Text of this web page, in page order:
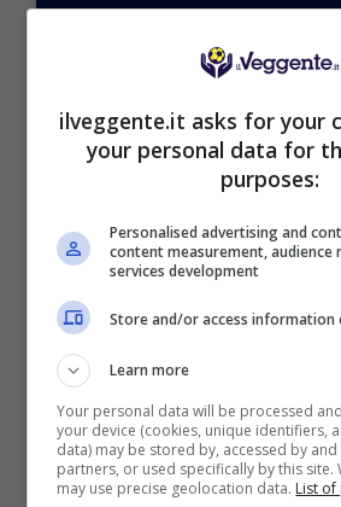
Bonus 50€ SENZA deposito
rimborso
Bonus 50€ senza deposito sport
bonus rimborso sul primo
200€
VERIFICA
BONUS BENVENUTO
Fino a 2050€ sport e
ilveggente.it asks for your
your personal data for
purposes:
Personalised advertising and
content measurement, audience
services development
Store and/or access information
Learn more
Your personal data will be processed
your device (cookies, unique identifiers,
data) may be stored by, accessed by
partners, or used specifically by this
may use precise geolocation data. List of